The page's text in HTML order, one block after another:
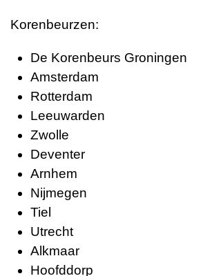
Korenbeurzen:
De Korenbeurs Groningen
Amsterdam
Rotterdam
Leeuwarden
Zwolle
Deventer
Arnhem
Nijmegen
Tiel
Utrecht
Alkmaar
Hoofddorp